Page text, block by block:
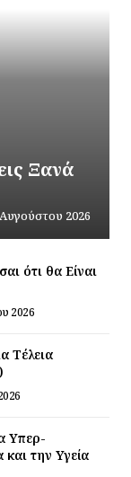
Ξανά
2026
ότι θα Είναι
2026
Τέλεια
Υπερ-
την Υγεία